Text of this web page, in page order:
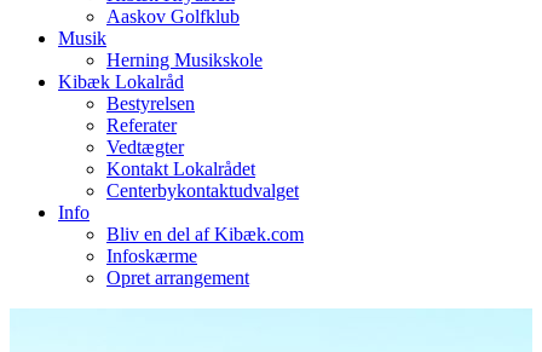
Aaskov Golfklub
Musik
Herning Musikskole
Kibæk Lokalråd
Bestyrelsen
Referater
Vedtægter
Kontakt Lokalrådet
Centerbykontaktudvalget
Info
Bliv en del af Kibæk.com
Infoskærme
Opret arrangement